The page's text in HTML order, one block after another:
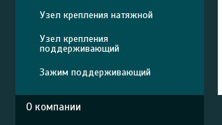
Узел крепления натяжной
Узел крепления
поддерживающий
Зажим поддерживающий
О компании